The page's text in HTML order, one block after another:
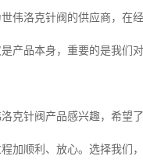
伟洛克针阀的供应商，在
产品本身，重要的是我们
克针阀产品感兴趣，希望
加顺利、放心。选择我们